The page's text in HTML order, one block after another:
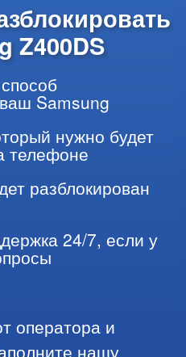
Z400DS
Samsung
нужно будет
телефоне
разблокирован
24/7, если у
оператора и
нашу